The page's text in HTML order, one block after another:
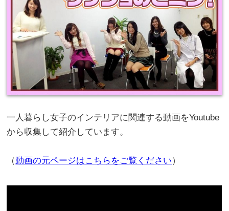
一人暮らし女子のインテリアに関連する動画をYoutube
から収集して紹介しています。
（動画の元ページはこちらをご覧ください）